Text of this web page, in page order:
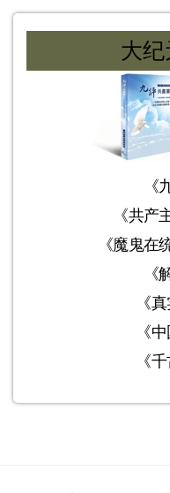
大
《
《共产
《魔鬼在
《
《
《
《